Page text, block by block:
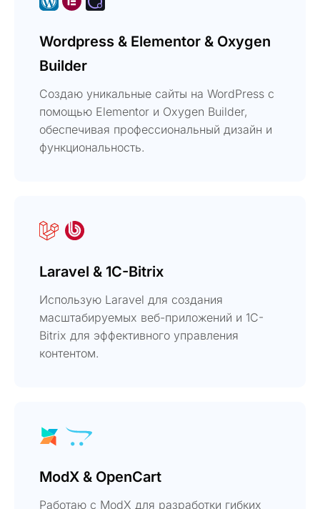
Wordpress & Elementor & Oxygen
Builder
Создаю уникальные сайты на WordPress с
помощью Elementor и Oxygen Builder,
обеспечивая профессиональный дизайн и
функциональность.
Laravel & 1C-Bitrix
Использую Laravel для создания
масштабируемых веб-приложений и 1C-
Bitrix для эффективного управления
контентом.
ModX & OpenCart
Работаю с ModX для разработки гибких